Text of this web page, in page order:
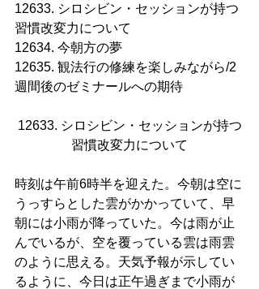
12633. シロシビン・セッションが持つ
習慣改変力について
12634. 今朝方の夢
12635. 観法行の修練を楽しみながら/2
週間後のゼミナールへの期待
12633. シロシビン・セッションが持つ
習慣改変力について
時刻は午前6時半を迎えた。今朝は空に
うっすらとした雲がかかっていて、早
朝には小雨が降っていた。今は雨が止
んでいるが、空を覆っている雲は雨雲
のように思える。天気予報が示してい
るように、今日は正午過ぎまで小雨が